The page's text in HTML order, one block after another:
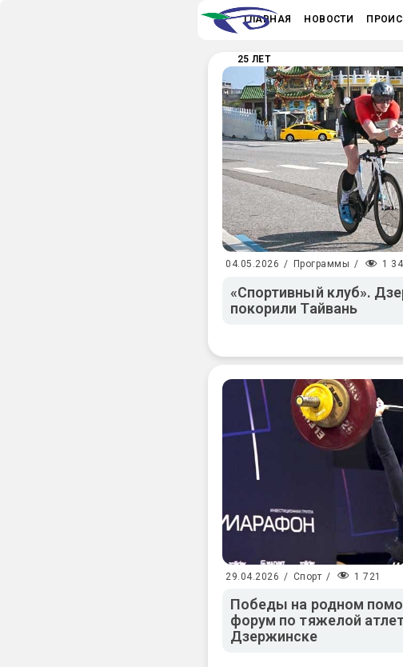
ГЛАВНАЯ НОВОСТИ
25 ЛЕТ
04.05.2026 / Программы / 1
«Спортивный клуб».
покорили Тайвань
29.04.2026 / Спорт / 1 721
Победы на родном
форум по тяжелой
Дзержинске